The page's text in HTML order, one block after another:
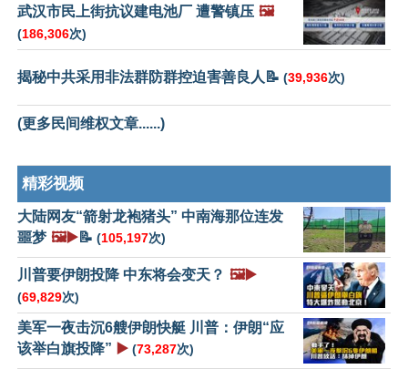
武汉市民上街抗议建电池厂 遭警镇压 🖼️
(186,306次)
揭秘中共采用非法群防群控迫害善良人📝 (39,936次)
(更多民间维权文章......)
精彩视频
大陆网友“箭射龙袍猪头” 中南海那位连发
噩梦 🖼️▶️📝 (105,197次)
川普要伊朗投降 中东将会变天？ 🖼️▶️
(69,829次)
美军一夜击沉6艘伊朗快艇 川普：伊朗“应
该举白旗投降” ▶️ (73,287次)